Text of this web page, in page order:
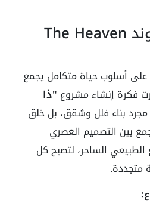
فكرة إنشاء كمبوند The Heaven
على أسلوب حياة متكامل يجمع
فكرة إنشاء مشروع "ذا
بناء فلل وشقق، بل خلق
بين التصميم العصري
الطبيعي الساحر، لتصبح كل
متجددة.